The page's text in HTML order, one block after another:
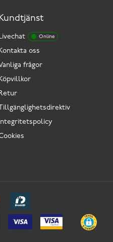
Online
oss
frågor
Tillgänglighetsdirektiv